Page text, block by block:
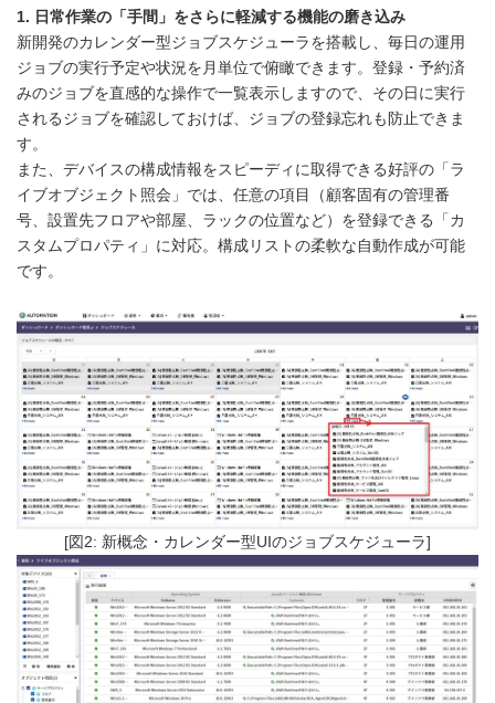
1. 日常作業の「手間」をさらに軽減する機能の磨き込み
新開発のカレンダー型ジョブスケジューラを搭載し、毎日の運用
ジョブの実行予定や状況を月単位で俯瞰できます。登録・予約済
みのジョブを直感的な操作で一覧表示しますので、その日に実行
されるジョブを確認しておけば、ジョブの登録忘れも防止できま
す。
また、デバイスの構成情報をスピーディに取得できる好評の「ラ
イブオブジェクト照会」では、任意の項目（顧客固有の管理番
号、設置先フロアや部屋、ラックの位置など）を登録できる「カ
スタムプロパティ」に対応。構成リストの柔軟な自動作成が可能
です。
[図2: 新概念・カレンダー型UIのジョブスケジューラ]